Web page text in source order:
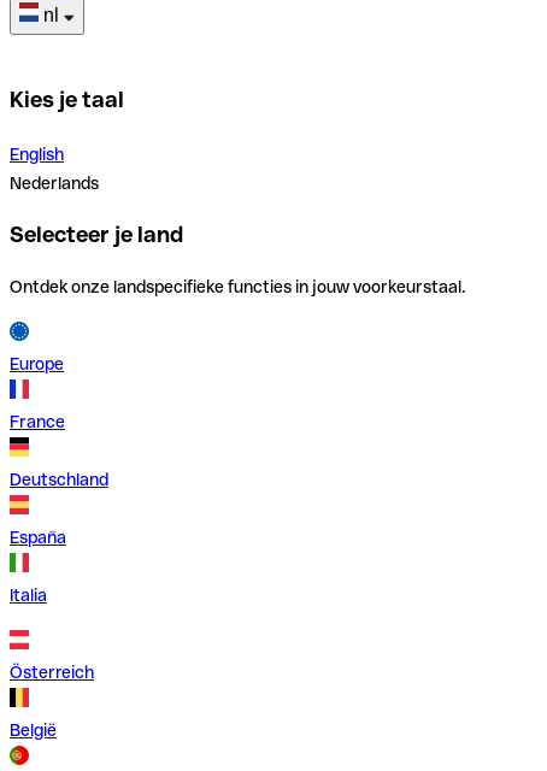
nl
Kies je taal
English
Nederlands
Selecteer je land
Ontdek onze landspecifieke functies in jouw voorkeurstaal.
Europe
France
Deutschland
España
Italia
Österreich
België